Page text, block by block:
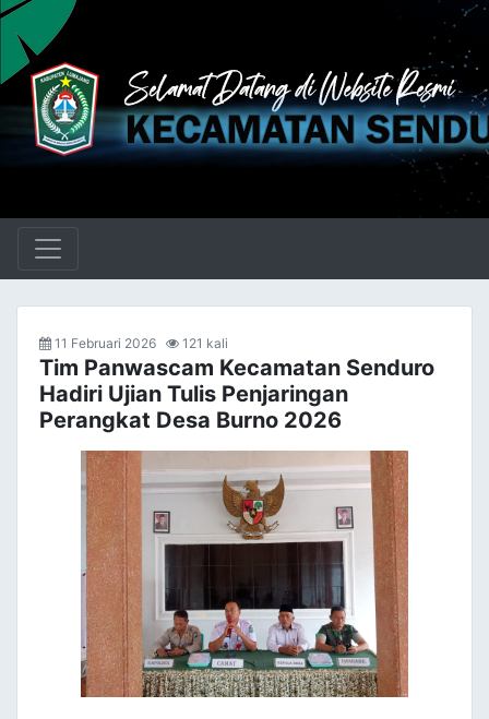
11 Februari 2026 121 kali
Tim Panwascam Kecamatan Senduro
Hadiri Ujian Tulis Penjaringan
Perangkat Desa Burno 2026